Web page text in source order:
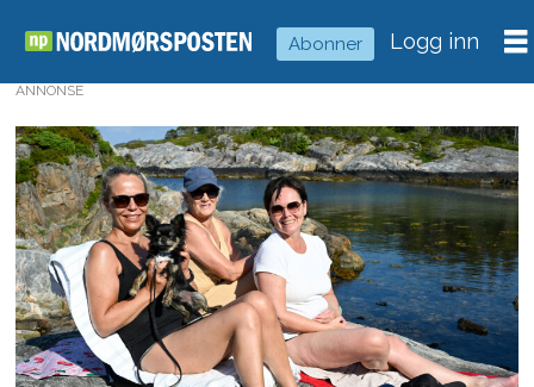
Abonner Logg inn
ANNONSE